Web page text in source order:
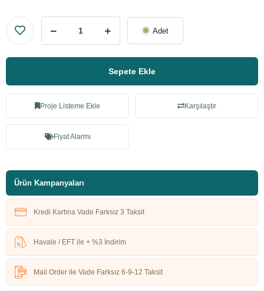
Adet
Sepete Ekle
Proje Listeme Ekle Karşılaştır
Fiyat Alarmı
Ürün Kampanyaları
Kredi Kartına Vade Farksız 3 Taksit
Havale / EFT ile + %3 İndirim
Mail Order ile Vade Farksız 6-9-12 Taksit